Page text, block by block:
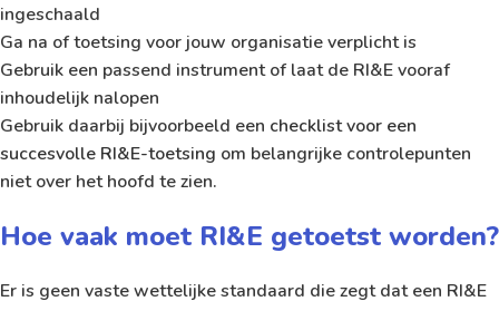
ingeschaald
Ga na of toetsing voor jouw organisatie verplicht is
Gebruik een passend instrument of laat de RI&E vooraf
inhoudelijk nalopen
Gebruik daarbij bijvoorbeeld een checklist voor een
succesvolle RI&E-toetsing om belangrijke controlepunten
niet over het hoofd te zien.
Hoe vaak moet RI&E getoetst worden?
Er is geen vaste wettelijke standaard die zegt dat een RI&E